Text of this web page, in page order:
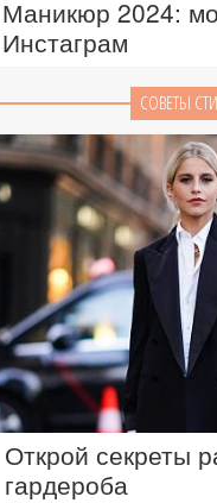
Маникюр 2024:
Инстаграм
СОВЕТЫ
Открой секреты
гардероба